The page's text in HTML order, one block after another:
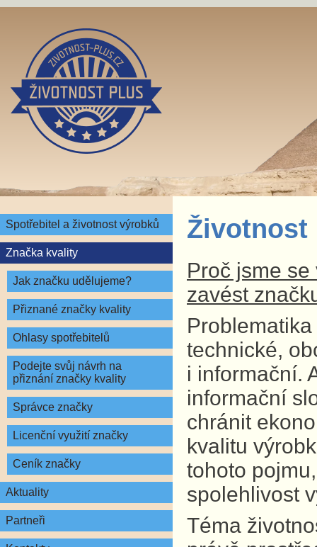
Spotřebitel a životnost výrobků
Značka kvality
Jak značku udělujeme?
Přiznané značky kvality
Ohlasy spotřebitelů
Podejte svůj návrh na
přiznání značky kvality
Správce značky
Licenční využití značky
Ceník značky
Aktuality
Partneři
Životnost
Proč jsme
zavést
technické,
i informační.
informační
chránit
kvalitu
tohoto
spolehlivost
Téma